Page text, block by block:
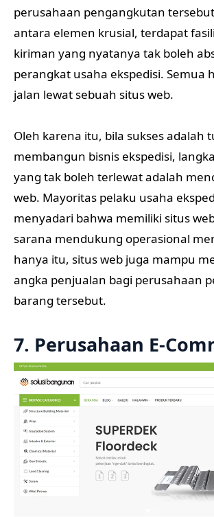
perusahaan pengangkutan
antara elemen krusial, terdapat
kiriman yang nyatanya tak boleh
perangkat usaha ekspedisi. Semua
jalan lewat sebuah situs web.
Oleh karena itu, bila sukses adalah
membangun bisnis ekspedisi,
yang tak boleh terlewat adalah
web. Mayoritas pelaku usaha
menyadari bahwa memiliki situs
sarana mendukung operasional
hanya itu, situs web juga mampu
angka penjualan bagi perusahaan
barang tersebut.
7. Perusahaan E-